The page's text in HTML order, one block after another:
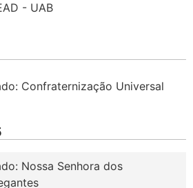
- UAB
Confraternização Universal
Nossa Senhora dos